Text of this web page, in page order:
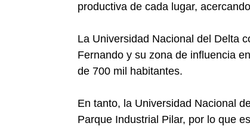
productiva de cada lugar,
La Universidad Nacional del Delta
Fernando y su zona de influencia
de 700 mil habitantes.
En tanto, la Universidad Nacional
Parque Industrial Pilar, por lo que